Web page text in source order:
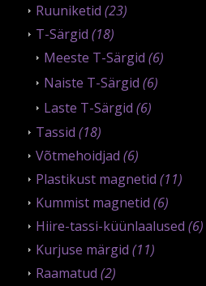
Ruuniketid (23)
T-Särgid (18)
Meeste T-Särgid (6)
Naiste T-Särgid (6)
Laste T-Särgid (6)
Tassid (18)
Võtmehoidjad (6)
Plastikust magnetid (11)
Kummist magnetid (6)
Hiire-tassi-küünlaalused (6)
Kurjuse märgid (11)
Raamatud (2)